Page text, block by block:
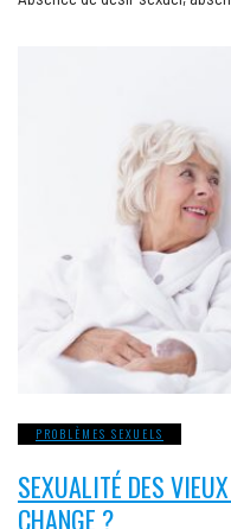
PROBLÈMES SEXUELS
SEXUALITÉ DES
CHANGE ?